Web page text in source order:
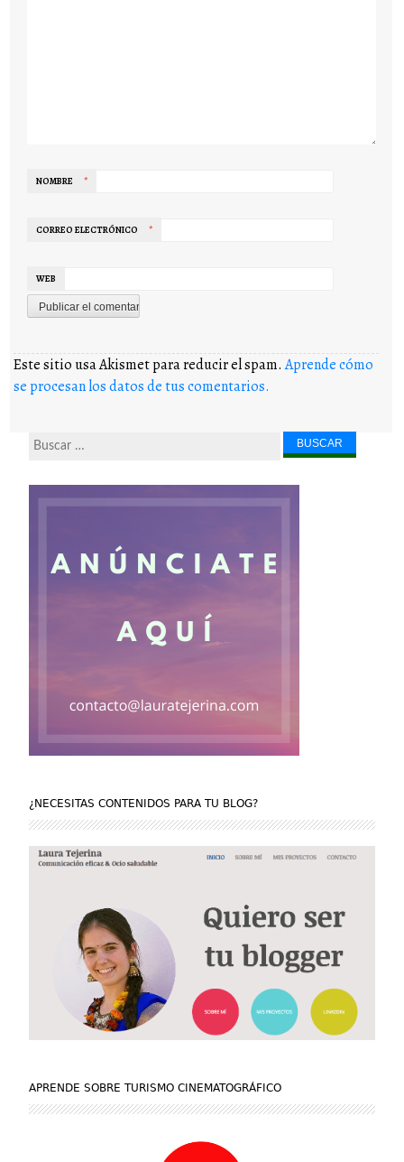
NOMBRE *
CORREO ELECTRÓNICO *
WEB
Este sitio usa Akismet para reducir el spam.Aprende cómo
se procesan los datos de tus comentarios.
Buscar...
¿NECESITAS CONTENIDOS PARA TU BLOG?
APRENDE SOBRE TURISMO CINEMATOGRÁFICO